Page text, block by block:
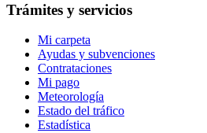
Trámites y servicios
Mi carpeta
Ayudas y subvenciones
Contrataciones
Mi pago
Meteorología
Estado del tráfico
Estadística